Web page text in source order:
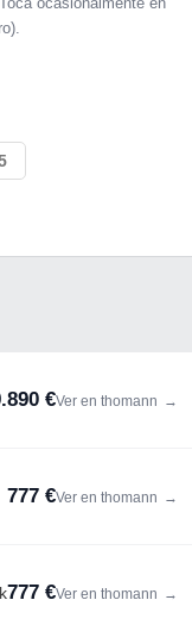
€Ver en thomann →
777 €Ver en thomann →
777 €Ver en thomann →